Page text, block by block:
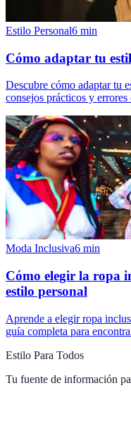
Estilo Personal6 min
Cómo adaptar tu
Descubre cómo adaptar tu
consejos prácticos y errores
Moda Inclusiva6 min
Cómo elegir la ropa
estilo personal
Aprende a elegir ropa
guía completa para
Estilo Para Todos
Tu fuente de información